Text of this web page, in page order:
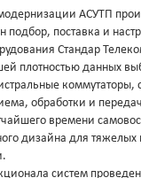
АСУТП
подбор, поставка и
Стандар
плотностью данных
коммутаторы,
обработки и
времени
дизайна для
систем